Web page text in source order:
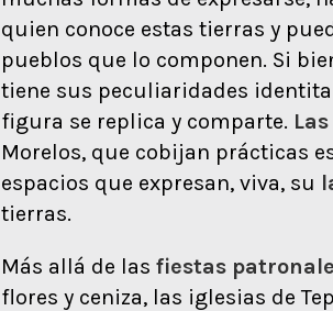
quien conoce estas tierras y
pueblos que lo componen. Si
tiene sus peculiaridades
figura se replica y comparte.
Morelos, que cobijan prácticas
espacios que expresan, viva, su
tierras.
Más allá de las fiestas
flores y ceniza, las iglesias de